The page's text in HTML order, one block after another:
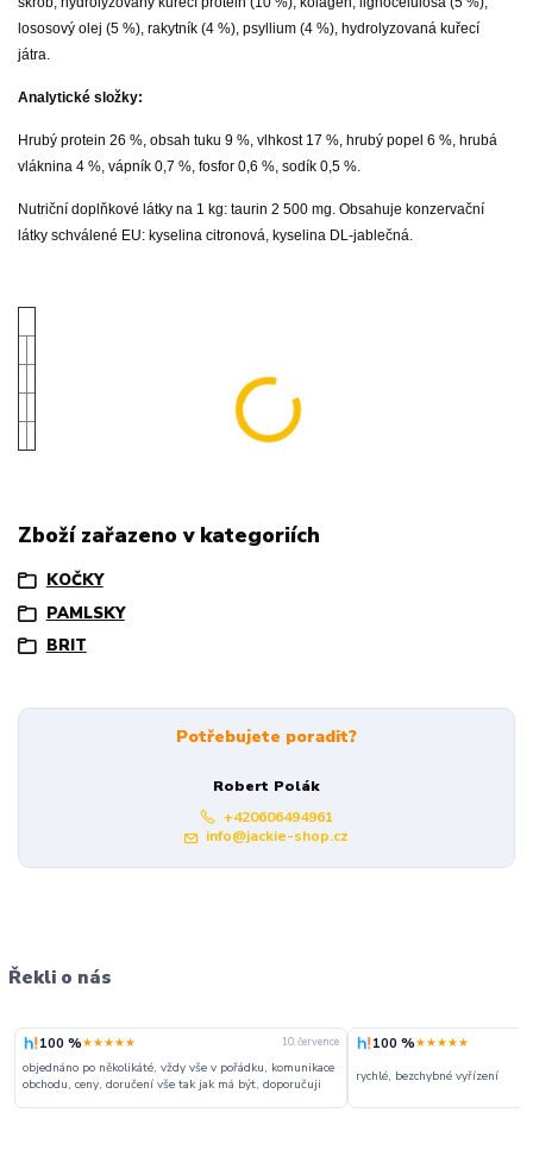
lososový olej (5 %), rakytník (4 %), psyllium (4 %), hydrolyzovaná kuřecí
játra.
Analytické složky:
Hrubý protein 26 %, obsah tuku 9 %, vlhkost 17 %, hrubý popel 6 %, hrubá
vláknina 4 %, vápník 0,7 %, fosfor 0,6 %, sodík 0,5 %.
Nutriční doplňkové látky na 1 kg: taurin 2 500 mg. Obsahuje konzervační
látky schválené EU: kyselina citronová, kyselina DL-jablečná.
Zboží zařazeno v kategoriích
KOČKY
PAMLSKY
BRIT
Potřebujete poradit?
Robert Polák
+420606494961
info@jackie-shop.cz
Řekli o nás
100 %★★★★★ 10. července
objednáno po několikáté, vždy vše v pořádku, komunikace
obchodu, ceny, doručení vše tak jak má být, doporučuji
100 %★★★★★
rychlé, bezchybné vyřízení